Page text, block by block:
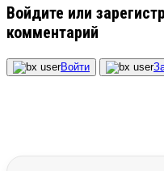
Войдите или
комментарий
Войти